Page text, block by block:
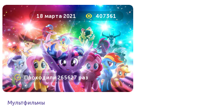
18 марта 2021 407361
Проходили 265627 раз
Мультфильмы